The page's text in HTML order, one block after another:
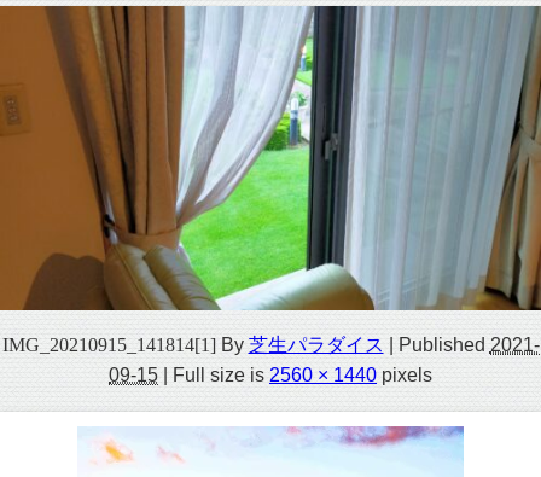
IMG_20210915_141814[1] By 芝生パラダイス Published 2021-
09-15
Full size is 2560 × 1440 pixels